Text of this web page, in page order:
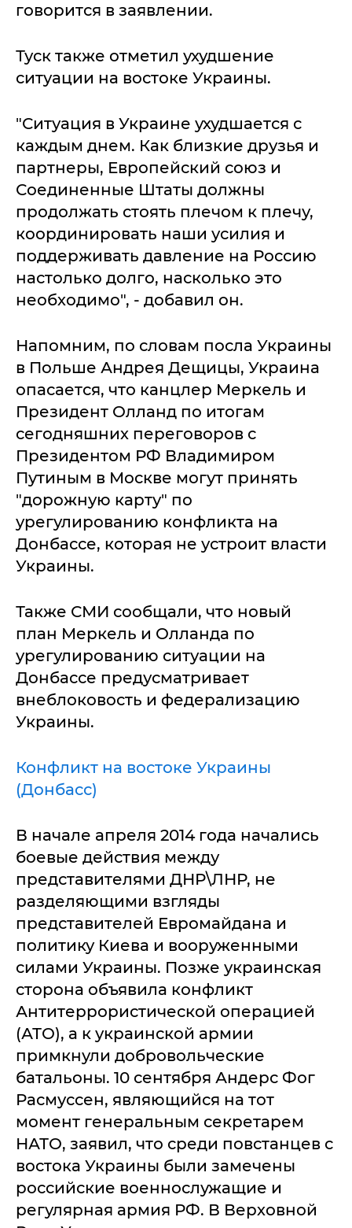
говорится в заявлении.
Туск также отметил ухудшение
ситуации на востоке Украины.
"Ситуация в Украине ухудшается с
каждым днем. Как близкие друзья и
партнеры, Европейский союз и
Соединенные Штаты должны
продолжать стоять плечом к плечу,
координировать наши усилия и
поддерживать давление на Россию
настолько долго, насколько это
необходимо", - добавил он.
Напомним, по словам посла Украины
в Польше Андрея Дещицы, Украина
опасается, что канцлер Меркель и
Президент Олланд по итогам
сегодняшних переговоров с
Президентом РФ Владимиром
Путиным в Москве могут принять
"дорожную карту" по
урегулированию конфликта на
Донбассе, которая не устроит власти
Украины.
Также СМИ сообщали, что новый
план Меркель и Олланда по
урегулированию ситуации на
Донбассе предусматривает
внеблоковость и федерализацию
Украины.
Конфликт на востоке Украины
(Донбасс)
В начале апреля 2014 года начались
боевые действия между
представителями ДНР\ЛНР, не
разделяющими взгляды
представителей Евромайдана и
политику Киева и вооруженными
силами Украины. Позже украинская
сторона объявила конфликт
Антитеррористической операцией
(АТО), а к украинской армии
примкнули добровольческие
батальоны. 10 сентября Андерс Фог
Расмуссен, являющийся на тот
момент генеральным секретарем
НАТО, заявил, что среди повстанцев с
востока Украины были замечены
российские военнослужащие и
регулярная армия РФ. В Верховной